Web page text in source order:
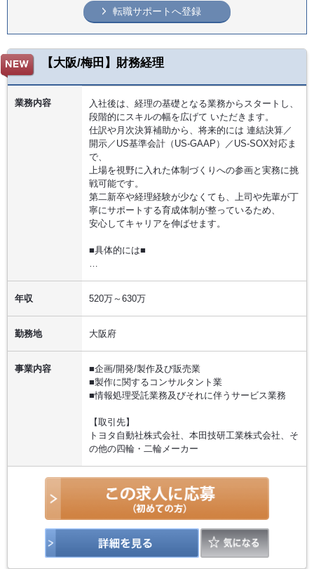
転職サポートへ登録
【大阪/梅田】財務経理
業務内容
入社後は、経理の基礎となる業務からスタートし、
段階的にスキルの幅を広げて いただきます。
仕訳や月次決算補助から、将来的には 連結決算／
開示／US基準会計（US-GAAP）／US-SOX対応ま
で、
上場を視野に入れた体制づくりへの参画と実務に挑
戦可能です。
第二新卒や経理経験が少なくても、上司や先輩が丁
寧にサポートする育成体制が整っているため、
安心してキャリアを伸ばせます。
■具体的には■
年収 520万～630万
勤務地 大阪府
事業内容
■企画/開発/製作及び販売業
■製作に関するコンサルタント業
■情報処理受託業務及びそれに伴うサービス業務
【取引先】
トヨタ自動社株式会社、本田技研工業株式会社、そ
の他の四輪・二輪メーカー